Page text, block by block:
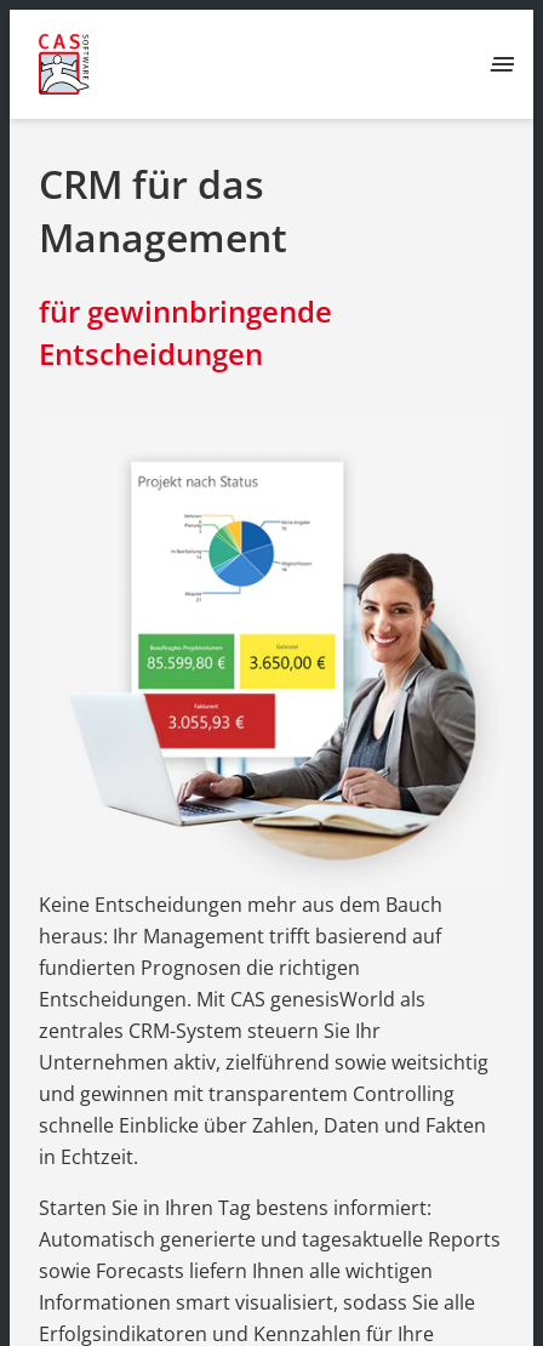
menu
CRM für das
Management
für gewinnbringende
Entscheidungen
Keine Entscheidungen mehr aus dem Bauch
heraus: Ihr Management trifft basierend auf
fundierten Prognosen die richtigen
Entscheidungen. Mit CAS genesisWorld als
zentrales CRM-System steuern Sie Ihr
Unternehmen aktiv, zielführend sowie weitsichtig
und gewinnen mit transparentem Controlling
schnelle Einblicke über Zahlen, Daten und Fakten
in Echtzeit.
Starten Sie in Ihren Tag bestens informiert:
Automatisch generierte und tagesaktuelle Reports
sowie Forecasts liefern Ihnen alle wichtigen
Informationen smart visualisiert, sodass Sie alle
Erfolgsindikatoren und Kennzahlen für Ihre